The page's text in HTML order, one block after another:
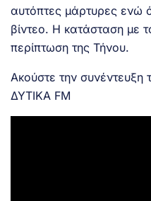
αυτόπτες μάρτυρες ενώ
βίντεο. Η κατάσταση με
περίπτωση της Τήνου.
Ακούστε την συνέντευξη
ΔΥΤΙΚΑ FM